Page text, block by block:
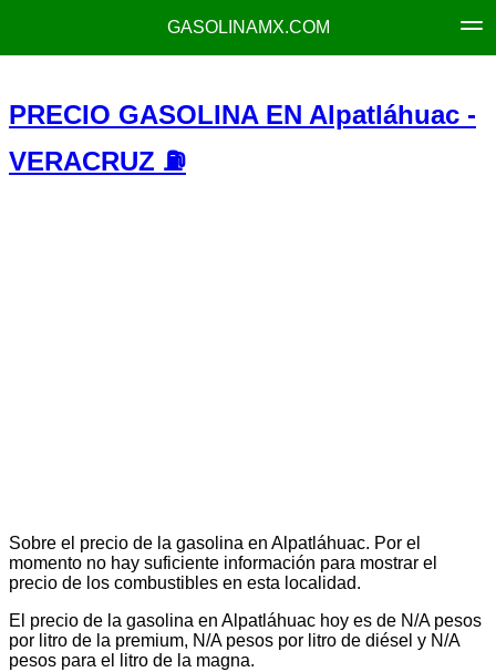
GASOLINAMX.COM
PRECIO GASOLINA EN Alpatláhuac -
VERACRUZ ⛽
Sobre el precio de la gasolina en Alpatláhuac. Por el
momento no hay suficiente información para mostrar el
precio de los combustibles en esta localidad.
El precio de la gasolina en Alpatláhuac hoy es de N/A pesos
por litro de la premium, N/A pesos por litro de diésel y N/A
pesos para el litro de la magna.